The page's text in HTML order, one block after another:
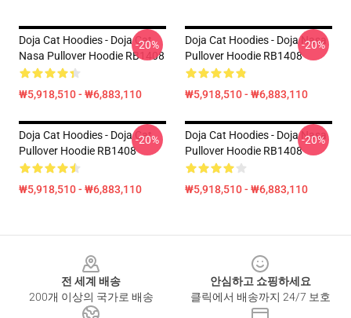
Doja Cat Hoodies - Doja Cat
Nasa Pullover Hoodie RB1408
₩5,918,510 - ₩6,883,110
-20%
Doja Cat Hoodies - Doja Nasa
Pullover Hoodie RB1408
₩5,918,510 - ₩6,883,110
-20%
Doja Cat Hoodies - Doja Cat
Pullover Hoodie RB1408
₩5,918,510 - ₩6,883,110
-20%
Doja Cat Hoodies - Doja Nasa
Pullover Hoodie RB1408
₩5,918,510 - ₩6,883,110
-20%
전 세계 배송
200개 이상의 국가로 배송
안심하고 쇼핑하세요
클릭에서 배송까지 24/7 보호